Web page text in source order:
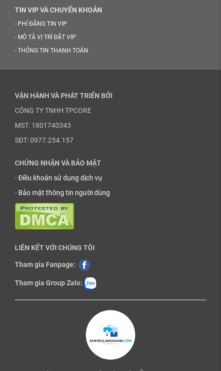
TIN VIP VÀ CHUYỂN KHOẢN
- PHÍ ĐĂNG TIN VIP
- MÔ TẢ VỊ TRÍ ĐẶT VIP
- THÔNG TIN THANH TOÁN
VẬN HÀNH VÀ PHÁT TRIỂN BỞI
CÔNG TY TNHH TPCORE
MST: 1801740343
SĐT: 0977.254.157
CHỨNG NHẬN VÀ BẢO MẬT
-Điều khoản sử dụng dịch vụ
- Bảo mật thông tin người dùng
LIÊN KẾT VỚI CHÚNG TÔI
Tham gia Fanpage:
Tham gia Group Zalo: